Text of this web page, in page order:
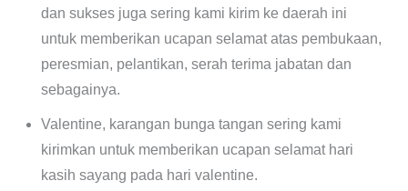
dan sukses juga sering kami kirim ke daerah ini
untuk memberikan ucapan selamat atas pembukaan,
peresmian, pelantikan, serah terima jabatan dan
sebagainya.
Valentine, karangan bunga tangan sering kami
kirimkan untuk memberikan ucapan selamat hari
kasih sayang pada hari valentine.